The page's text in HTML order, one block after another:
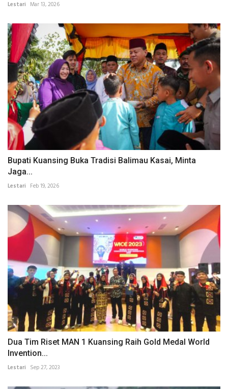
Lestari Mar 13, 2026
Bupati Kuansing Buka Tradisi Balimau Kasai, Minta
Jaga...
Lestari Feb 19, 2026
Dua Tim Riset MAN 1 Kuansing Raih Gold Medal World
Invention...
Lestari Sep 27, 2023